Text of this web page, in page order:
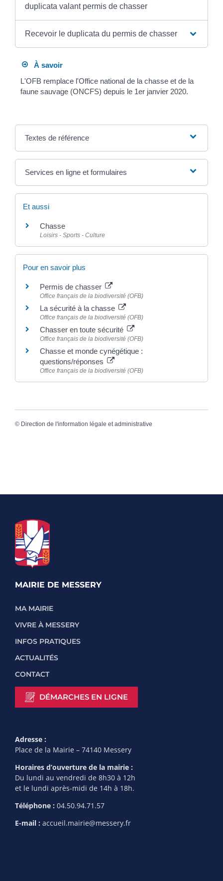
duplicata valant permis de chasser
Recevoir le duplicata du permis de chasser
À savoir
L'OFB remplace l'Office national de la chasse et de la
faune sauvage (ONCFS) depuis le 1er janvier 2020.
Textes de référence
Services en ligne et formulaires
Et aussi
Chasse
Loisirs - Sports - Culture
Pour en savoir plus
Permis de chasser
Office français de la biodiversité (OFB)
La sécurité à la chasse
Office français de la biodiversité (OFB)
Chasser en toute sécurité
Office français de la biodiversité (OFB)
Chasse et monde cynégétique :
questions/réponses
Office français de la biodiversité (OFB)
© Direction de l'information légale et administrative
MAIRIE DE MESSERY
MA MAIRIE
VIVRE À MESSERY
INFOS PRATIQUES
ACTUALITÉS
CONTACT
DÉMARCHES EN LIGNE
Adresse :
Place de la Mairie – 74140 Messery
Horaires d’ouverture de la mairie :
Du lundi au vendredi de 8h30 à 12h
et le lundi après-midi de 14h à 18h.
Téléphone : 04.50.94.71.57
E-mail : accueil.mairie@messery.fr